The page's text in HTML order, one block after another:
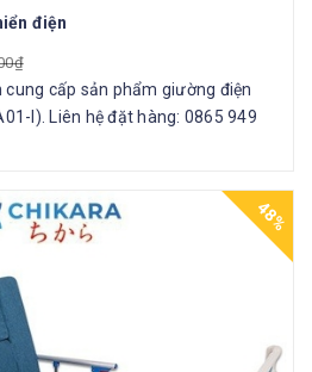
điện
cung cấp sản phẩm giường điện
I). Liên hệ đặt hàng: 0865 949
48%